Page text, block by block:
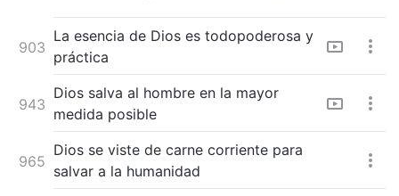
903
La esencia de Dios es todopoderosa y
práctica
943
Dios salva al hombre en la mayor
medida posible
965
Dios se viste de carne corriente para
salvar a la humanidad